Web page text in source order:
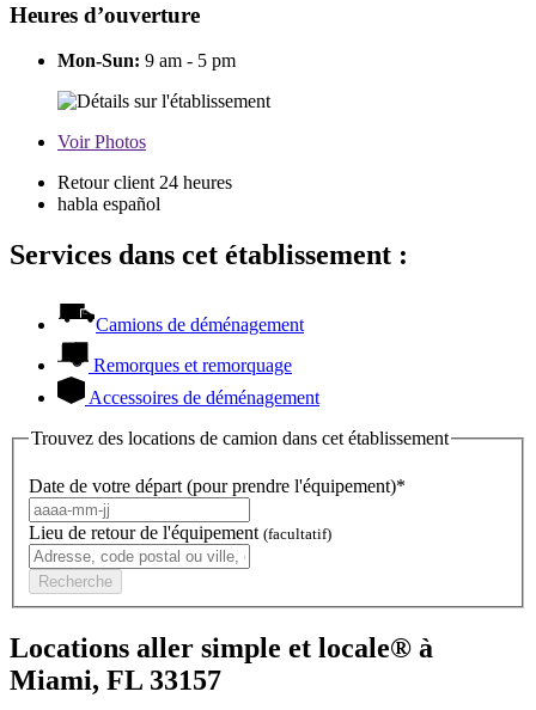
Heures d’ouverture
Mon-Sun: 9 am - 5 pm
VoirPhotos
Retour client 24 heures
habla español
Services dans cet établissement :
Camions de déménagement
Remorques et remorquage
Accessoires de déménagement
Trouvez des locations de camion dans cet établissement
Date de votre départ (pour prendre l'équipement)*
Lieu de retour de l'équipement (facultatif)
Recherche
Locations aller simple et locale® à
Miami, FL 33157